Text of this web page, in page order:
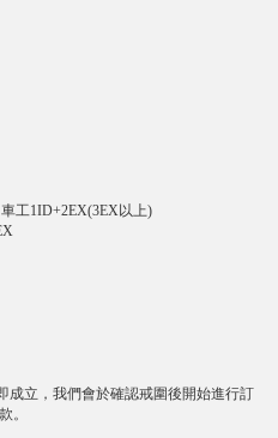
工1ID+2EX(3EX以上)
成立，我們會於確認戒圍後開始進行訂
。